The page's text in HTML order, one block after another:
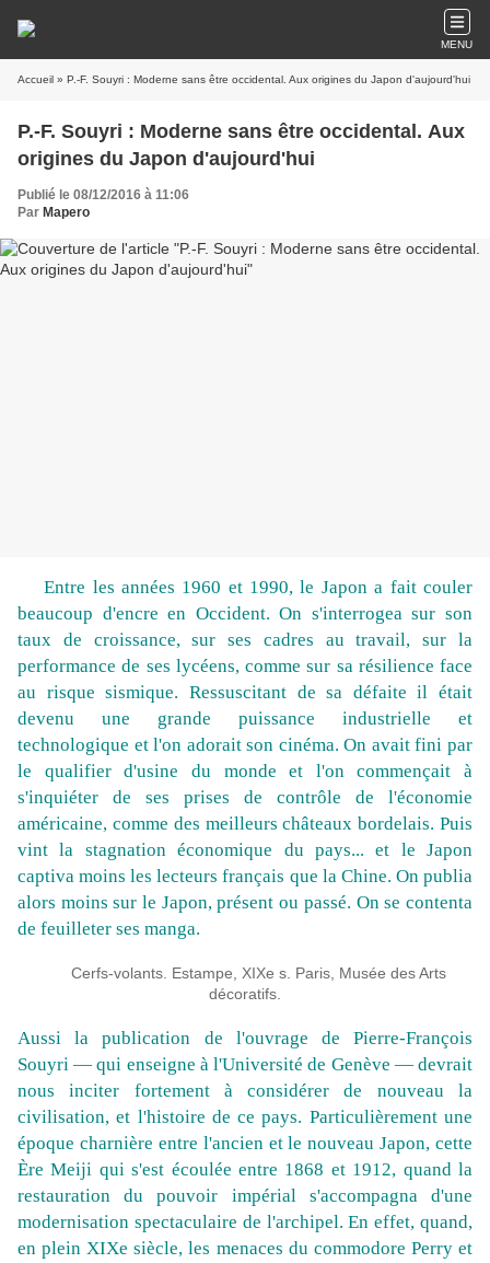
MENU
Accueil » P.-F. Souyri : Moderne sans être occidental. Aux origines du Japon d'aujourd'hui
P.-F. Souyri : Moderne sans être occidental. Aux
origines du Japon d'aujourd'hui
Publié le 08/12/2016 à 11:06
Par Mapero
Entre les années 1960 et 1990, le Japon a fait couler
beaucoup d'encre en Occident. On s'interrogea sur son
taux de croissance, sur ses cadres au travail, sur la
performance de ses lycéens, comme sur sa résilience face
au risque sismique. Ressuscitant de sa défaite il était
devenu une grande puissance industrielle et
technologique et l'on adorait son cinéma. On avait fini par
le qualifier d'usine du monde et l'on commençait à
s'inquiéter de ses prises de contrôle de l'économie
américaine, comme des meilleurs châteaux bordelais. Puis
vint la stagnation économique du pays... et le Japon
captiva moins les lecteurs français que la Chine. On publia
alors moins sur le Japon, présent ou passé. On se contenta
de feuilleter ses manga.
Cerfs-volants. Estampe, XIXe s. Paris, Musée des Arts
décoratifs.
Aussi la publication de l'ouvrage de Pierre-François
Souyri — qui enseigne à l'Université de Genève — devrait
nous inciter fortement à considérer de nouveau la
civilisation, et l'histoire de ce pays. Particulièrement une
époque charnière entre l'ancien et le nouveau Japon, cette
Ère Meiji qui s'est écoulée entre 1868 et 1912, quand la
restauration du pouvoir impérial s'accompagna d'une
modernisation spectaculaire de l'archipel. En effet, quand,
en plein XIXe siècle, les menaces du commodore Perry et